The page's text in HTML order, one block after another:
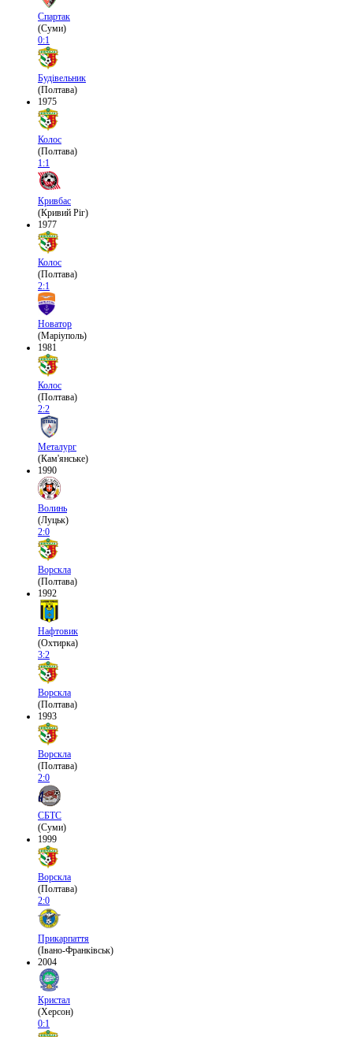
Спартак
(Суми)
0:1
Будівельник
(Полтава)
1975
Колос
(Полтава)
1:1
Кривбас
(Кривий Ріг)
1977
Колос
(Полтава)
2:1
Новатор
(Маріуполь)
1981
Колос
(Полтава)
2:2
Металург
(Кам'янське)
1990
Волинь
(Луцьк)
2:0
Ворскла
(Полтава)
1992
Нафтовик
(Охтирка)
3:2
Ворскла
(Полтава)
1993
Ворскла
(Полтава)
2:0
СБТС
(Суми)
1999
Ворскла
(Полтава)
2:0
Прикарпаття
(Івано-Франківськ)
2004
Кристал
(Херсон)
0:1